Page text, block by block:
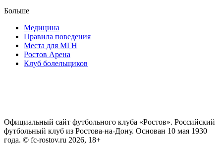
Больше
Медицина
Правила поведения
Места для МГН
Ростов Арена
Клуб болельщиков
Официальный сайт футбольного клуба «Ростов». Российский
футбольный клуб из Ростова-на-Дону. Основан 10 мая 1930
года. © fc-rostov.ru 2026, 18+